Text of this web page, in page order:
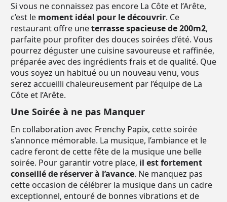
Si vous ne connaissez pas encore La Côte et l’Arête,
c’est le moment idéal pour le découvrir. Ce
restaurant offre uneterrasse spacieuse de 200m2,
parfaite pour profiter des douces soirées d’été. Vous
pourrez déguster une cuisine savoureuse et raffinée,
préparée avec des ingrédients frais et de qualité. Que
vous soyez un habitué ou un nouveau venu, vous
serez accueilli chaleureusement par l’équipe de La
Côte et l’Arête.
Une Soirée à ne pas Manquer
En collaboration avec Frenchy Papix, cette soirée
s’annonce mémorable. La musique, l’ambiance et le
cadre feront de cette fête de la musique une belle
soirée. Pour garantir votre place, il est fortement
conseillé de réserver à l’avance. Ne manquez pas
cette occasion de célébrer la musique dans un cadre
exceptionnel, entouré de bonnes vibrations et de